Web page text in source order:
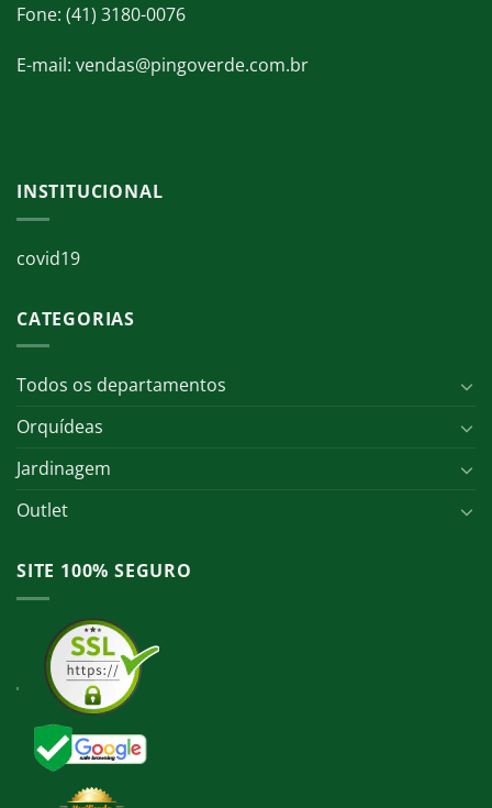
Fone: (41) 3180-0076
E-mail: vendas@pingoverde.com.br
INSTITUCIONAL
covid19
CATEGORIAS
Todos os departamentos
Orquídeas
Jardinagem
Outlet
SITE 100% SEGURO